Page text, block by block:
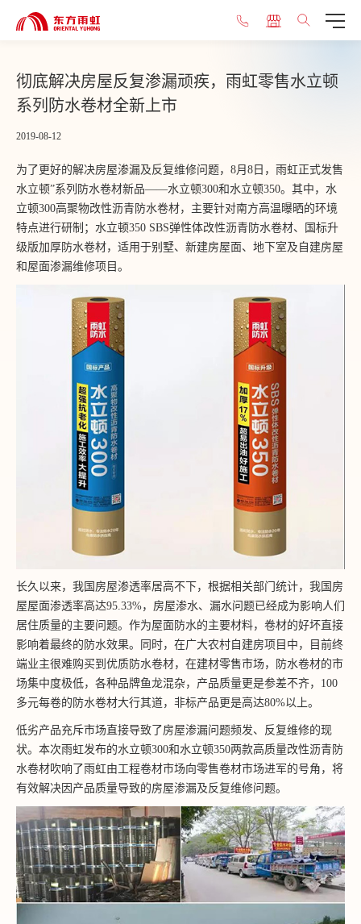
彻底解决房屋反复渗漏顽疾，雨虹零售水立顿
系列防水卷材全新上市
2019-08-12
为了更好的解决房屋渗漏及反复维修问题，8月8日，雨虹正式发售
水立顿”系列防水卷材新品——水立顿300和水立顿350。其中，水
立顿300高聚物改性沥青防水卷材，主要针对南方高温曝晒的环境
特点进行研制；水立顿350 SBS弹性体改性沥青防水卷材、国标升
级版加厚防水卷材，适用于别墅、新建房屋面、地下室及自建房屋
和屋面渗漏维修项目。
长久以来，我国房屋渗透率居高不下，根据相关部门统计，我国房
屋屋面渗透率高达95.33%，房屋渗水、漏水问题已经成为影响人们
居住质量的主要问题。作为屋面防水的主要材料，卷材的好坏直接
影响着最终的防水效果。同时，在广大农村自建房项目中，目前终
端业主很难购买到优质防水卷材，在建材零售市场，防水卷材的市
场集中度极低，各种品牌鱼龙混杂，产品质量更是参差不齐，100
多元每卷的防水卷材大行其道，非标产品更是高达80%以上。
低劣产品充斥市场直接导致了房屋渗漏问题频发、反复维修的现
状。本次雨虹发布的水立顿300和水立顿350两款高质量改性沥青防
水卷材吹响了雨虹由工程卷材市场向零售卷材市场进军的号角，将
有效解决因产品质量导致的房屋渗漏及反复维修问题。